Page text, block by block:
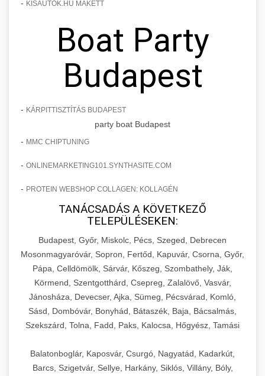
- KISAUTOK.HU MAKETT
Boat Party
Budapest
- KÁRPITTISZTÍTÁS BUDAPEST
party boat Budapest
- MMC CHIPTUNING
- ONLINEMARKETING101.SYNTHASITE.COM
- PROTEIN WEBSHOP COLLAGEN: KOLLAGÉN
TANÁCSADÁS A KÖVETKEZŐ
TELEPÜLÉSEKEN:
Budapest, Győr, Miskolc, Pécs, Szeged, Debrecen
Mosonmagyaróvár, Sopron, Fertőd, Kapuvár, Csorna, Győr,
Pápa, Celldömölk, Sárvár, Kőszeg, Szombathely, Ják,
Körmend, Szentgotthárd, Csepreg, Zalalövő, Vasvár,
Jánosháza, Devecser, Ajka, Sümeg, Pécsvárad, Komló,
Sásd, Dombóvár, Bonyhád, Bátaszék, Baja, Bácsalmás,
Szekszárd, Tolna, Fadd, Paks, Kalocsa, Hőgyész, Tamási
Balatonboglár, Kaposvár, Csurgó, Nagyatád, Kadarkút,
Barcs, Szigetvár, Sellye, Harkány, Siklós, Villány, Bóly,